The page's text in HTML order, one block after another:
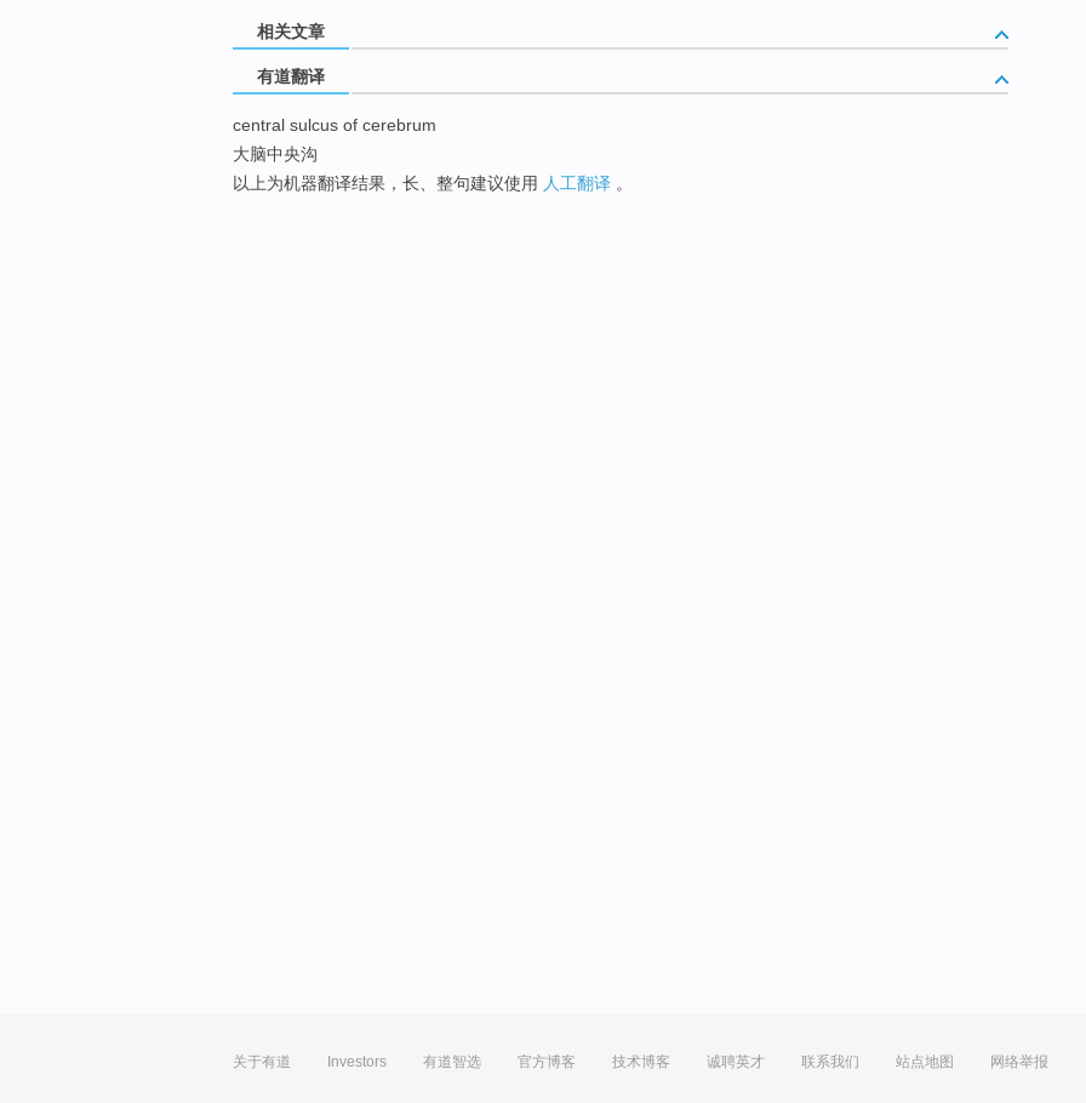
相关文章
有道翻译
central sulcus of cerebrum
大脑中央沟
以上为机器翻译结果，长、整句建议使用 人工翻译 。
关于有道 Investors 有道智选 官方博客 技术博客 诚聘英才 联系我们 站点地图 网络举报